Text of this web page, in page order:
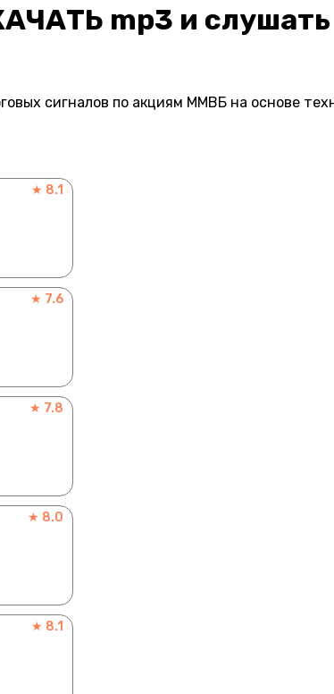
mp3 и
сигналов по акциям ММВБ на основе
★ 8.1
★ 7.6
★ 7.8
★ 8.0
★ 8.1